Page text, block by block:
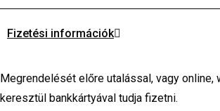
Fizetési információk
Megrendelését előre utalással, vagy online,
keresztül bankkártyával tudja fizetni.